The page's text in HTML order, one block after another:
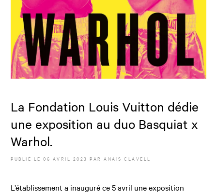
La Fondation Louis Vuitton dédie
une exposition au duo Basquiat x
Warhol.
PUBLIÉ LE06 AVRIL 2023 PARANAÏS CLAVELL
L’établissement a inauguré ce 5 avril une exposition